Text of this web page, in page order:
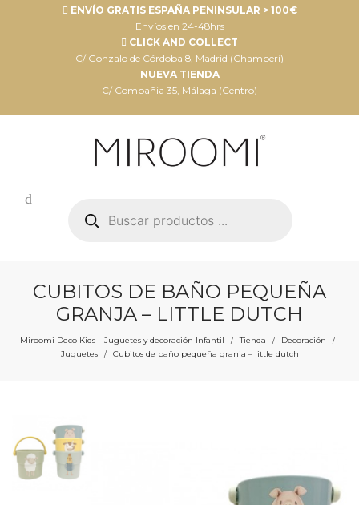
ENVÍO GRATIS ESPAÑA PENINSULAR > 100€
Envíos en 24-48hrs
CLICK AND COLLECT
C/ Gonzalo de Córdoba 8, Madrid (Chamberí)
NUEVA TIENDA
C/ Compañia 35, Málaga (Centro)
productos
CUBITOS DE BAÑO PEQUEÑA
GRANJA – LITTLE DUTCH
Miroomi Deco Kids – Juguetes y decoración Infantil / Tienda / Decoración /
Juguetes / Cubitos de baño pequeña granja – little dutch